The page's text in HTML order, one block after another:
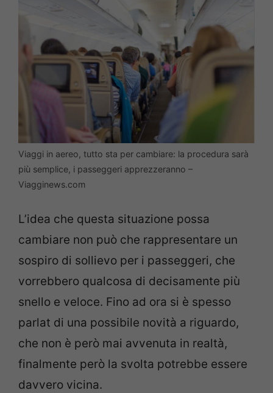
Viaggi in aereo, tutto sta per cambiare: la procedura sarà
più semplice, i passeggeri apprezzeranno –
Viagginews.com
L’idea che questa situazione possa
cambiare non può che rappresentare un
sospiro di sollievo per i passeggeri, che
vorrebbero qualcosa di decisamente più
snello e veloce. Fino ad ora si è spesso
parlat di una possibile novità a riguardo,
che non è però mai avvenuta in realtà,
finalmente però la svolta potrebbe essere
davvero vicina.